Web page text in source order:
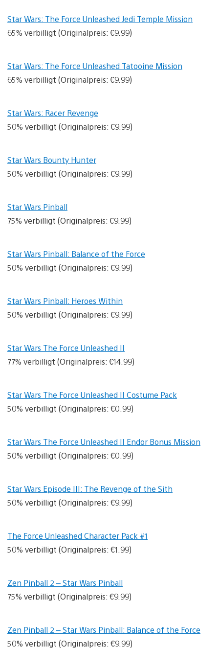
Star Wars: The Force Unleashed Jedi Temple Mission
65% verbilligt (Originalpreis: €9.99)
Star Wars: The Force Unleashed Tatooine Mission
65% verbilligt (Originalpreis: €9.99)
Star Wars: Racer Revenge
50% verbilligt (Originalpreis: €9.99)
Star Wars Bounty Hunter
50% verbilligt (Originalpreis: €9.99)
Star Wars Pinball
75% verbilligt (Originalpreis: €9.99)
Star Wars Pinball: Balance of the Force
50% verbilligt (Originalpreis: €9.99)
Star Wars Pinball: Heroes Within
50% verbilligt (Originalpreis: €9.99)
Star Wars The Force Unleashed II
77% verbilligt (Originalpreis: €14.99)
Star Wars The Force Unleashed II Costume Pack
50% verbilligt (Originalpreis: €0.99)
Star Wars The Force Unleashed II Endor Bonus Mission
50% verbilligt (Originalpreis: €0.99)
Star Wars Episode III: The Revenge of the Sith
50% verbilligt (Originalpreis: €9.99)
The Force Unleashed Character Pack #1
50% verbilligt (Originalpreis: €1.99)
Zen Pinball 2 – Star Wars Pinball
75% verbilligt (Originalpreis: €9.99)
Zen Pinball 2 – Star Wars Pinball: Balance of the Force
50% verbilligt (Originalpreis: €9.99)